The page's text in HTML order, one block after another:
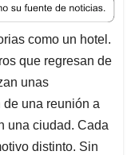
como un hotel.
que regresan de
unas
una reunión a
una ciudad. Cada
distinto. Sin